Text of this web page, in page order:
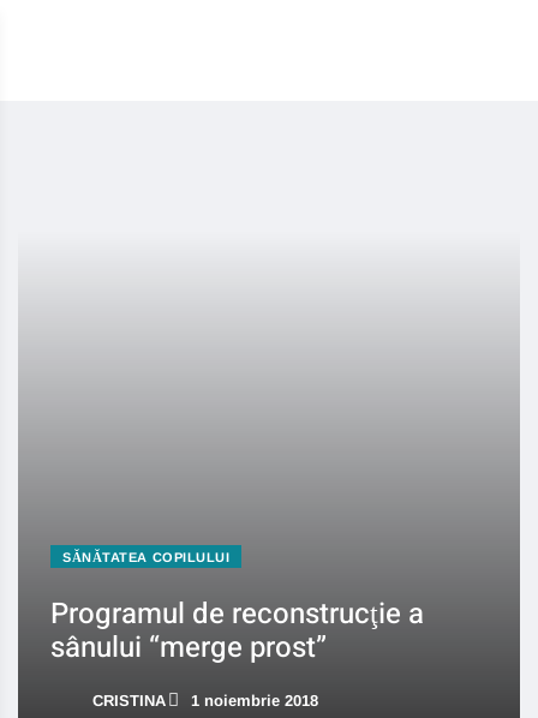
SĂNĂTATEA COPILULUI
Programul de reconstrucţie a
sânului “merge prost”
CRISTINA 1 noiembrie 2018